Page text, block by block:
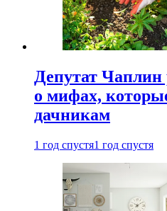
Депутат Чаплин
о мифах,
дачникам
1 год спустя1 год спустя